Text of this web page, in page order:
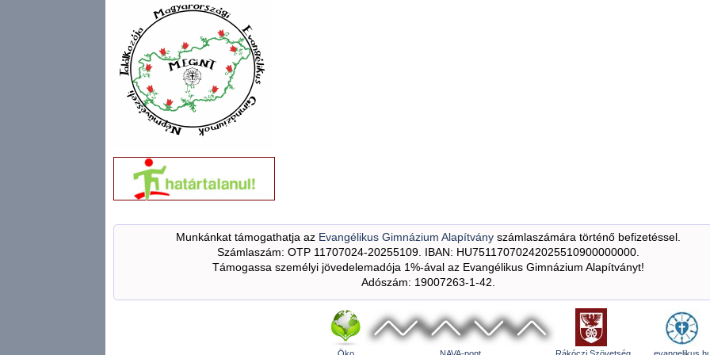
Munkánkat támogathatja az Evangélikus Gimnázium Alapítványszámlaszámára történő befizetéssel.
Számlaszám: OTP 11707024-20255109. IBAN: HU75117070242025510900000000.
Támogassa személyi jövedelemadója 1%-ával az Evangélikus Gimnázium Alapítványt!
Adószám: 19007263-1-42.